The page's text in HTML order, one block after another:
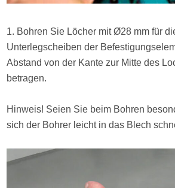
1. Bohren Sie Löcher mit Ø28 mm für
Unterlegscheiben der
Abstand von der Kante zur Mitte des
betragen.
Hinweis! Seien Sie beim Bohren
sich der Bohrer leicht in das Blech